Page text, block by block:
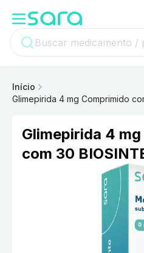
Início
Glimepirida 4 mg Comprimido
Glimepirida 4
com 30